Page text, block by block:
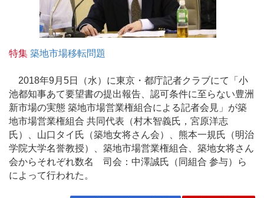
特集 築地市場移転問題
2018年9月5日（水）に東京・都庁記者クラブにて「小
池都知事あて要望書の提出報告、認可条件に至らない豊洲
新市場の実態 築地市場営業権組合による記者会見」が築
地市場営業権組合 共同代表（村木智義氏，宮原洋志
氏）、山口タイ氏（築地女将さん会）、熊本一規氏（明治
学院大学名誉教授）、築地市場営業権組合、築地女将さん
会からそれぞれ数名 司会：中澤誠氏（同組合 参与）ら
によって行われた。